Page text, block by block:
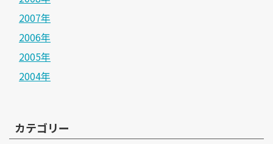
2007年
2006年
2005年
2004年
カテゴリー